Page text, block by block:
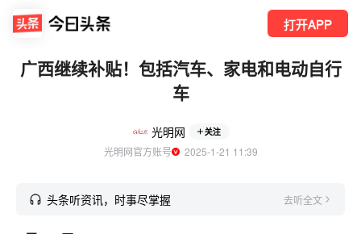
打开APP
广西继续补贴！包括汽车、家电和电动自行
车
光明网 关注
光明网官方账号
  2025-1-21 11:39
头条听资讯，时事尽掌握 去听全文